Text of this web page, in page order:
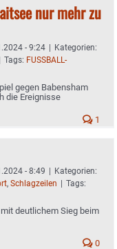
nur mehr zu
- 9:24 | Kategorien:
Tags: FUSSBALL-
gegen Babensham
die Ereignisse
1
- 8:49 | Kategorien:
, Schlagzeilen | Tags:
deutlichem Sieg beim
0